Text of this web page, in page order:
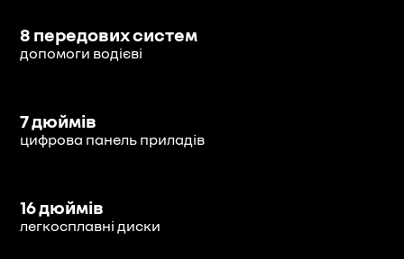
8 передових систем
допомоги водієві
7 дюймів
цифрова панель приладів
16 дюймів
легкосплавні диски